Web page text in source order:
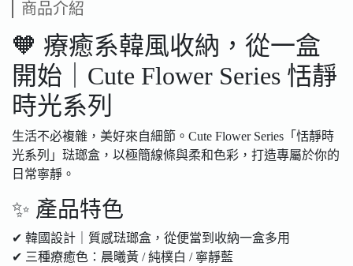
商品介紹
🧡 療癒系韓風收納，從一盒
開始｜Cute Flower Series 恬靜
時光系列
生活不必複雜，美好來自細節。Cute Flower Series「恬靜時
光系列」琺瑯盒，以極簡線條與柔和色彩，打造專屬於你的
日常寧靜。
✨ 產品特色
✔ 韓國設計｜質感琺瑯盒，從便當到收納一盒多用
✔ 三種療癒色：晨曦黃 / 純樸白 / 寧靜藍